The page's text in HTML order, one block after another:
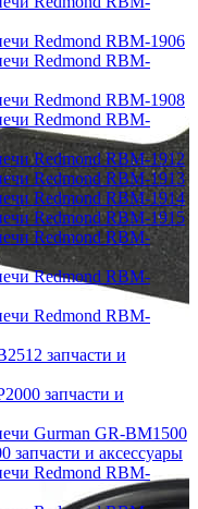
Redmond RBM-1906
Redmond RBM-
Redmond RBM-1908
Redmond RBM-
Redmond RBM-1912
Redmond RBM-1913
Redmond RBM-1914
Redmond RBM-1915
Redmond RBM-
Redmond RBM-
Redmond RBM-
запчасти и
запчасти и
Gurman GR-BM1500
запчасти и аксессуары
Redmond RBM-